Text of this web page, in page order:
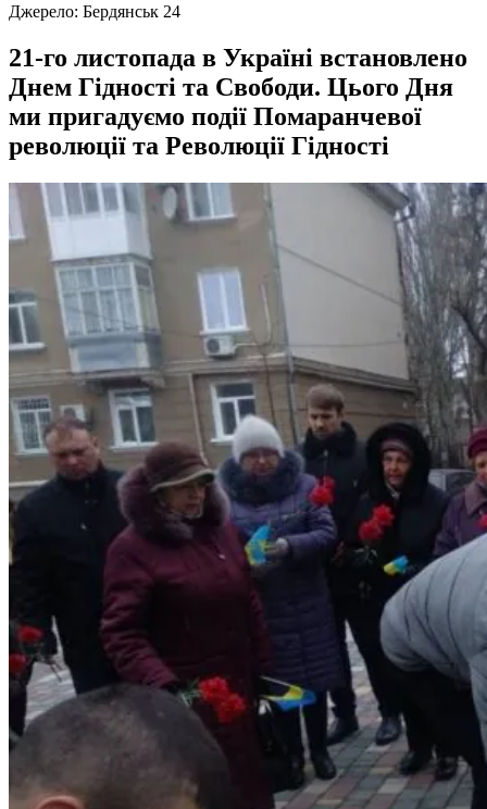
Джерело: Бердянськ 24
21-го листопада в Україні встановлено
Днем Гідності та Свободи. Цього Дня
ми пригадуємо події Помаранчевої
революції та Революції Гідності